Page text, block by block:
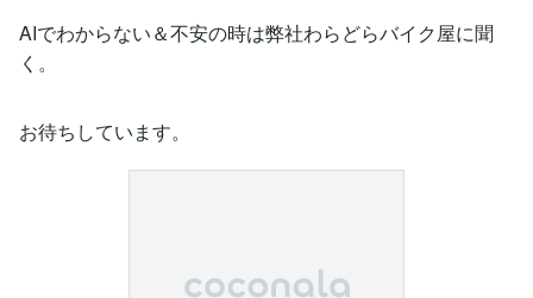
AIでわからない＆不安の時は弊社わらどらバイク屋に聞
く。
お待ちしています。